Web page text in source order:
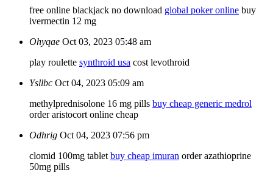
free online blackjack no download global poker online buy
ivermectin 12 mg
Ohyqae Oct 03, 2023 05:48 am
play roulette synthroid usa cost levothroid
Ysllbc Oct 04, 2023 05:09 am
methylprednisolone 16 mg pills buy cheap generic medrol
order aristocort online cheap
Odhrig Oct 04, 2023 07:56 pm
clomid 100mg tablet buy cheap imuran order azathioprine
50mg pills